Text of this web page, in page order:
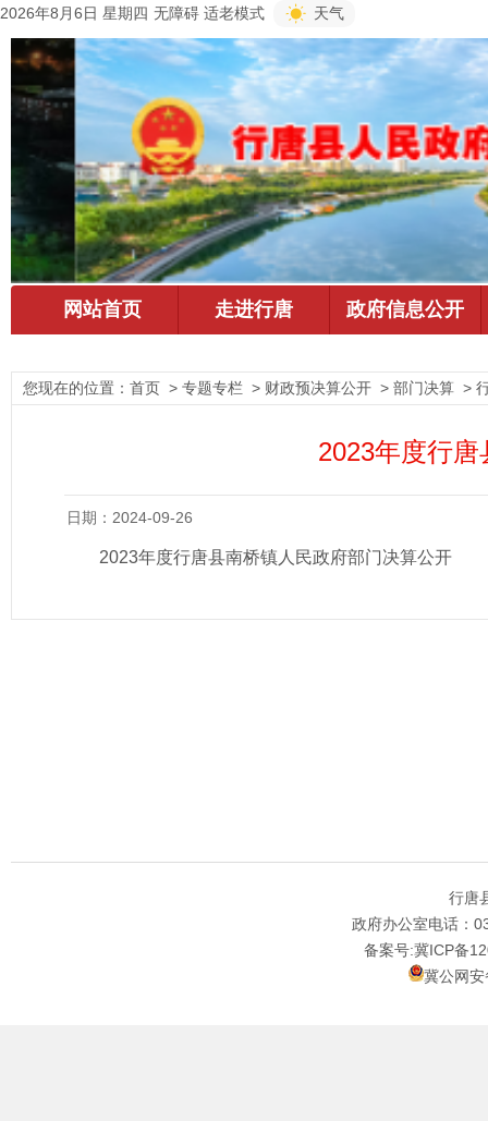
2026年8月6日 星期四 无障碍 适老模式 天气
您现在的位置： 首页 > 专题专栏 > 财政预决算公开 > 部门决算 >
2023年度行
日期：2024-09-26
2023年度行唐县南桥镇人民政府部门决算公开